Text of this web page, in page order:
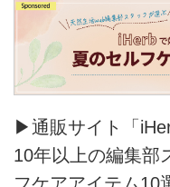
▶通販サイト「
10年以上の編集部